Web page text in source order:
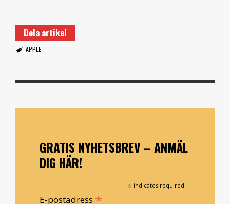
Dela artikel
APPLE
GRATIS NYHETSBREV – ANMÄL
DIG HÄR!
* indicates required
E-postadress *